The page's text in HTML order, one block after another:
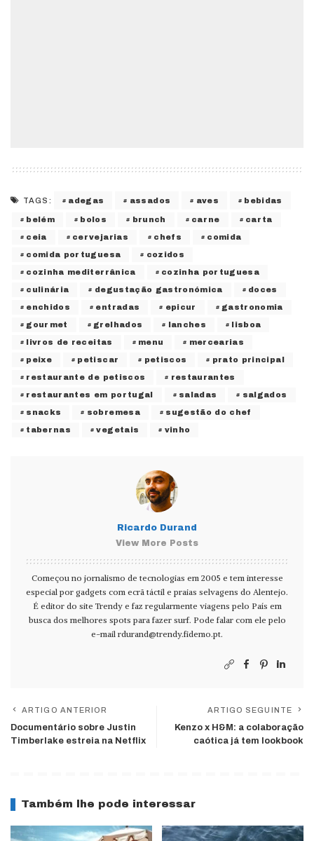
TAGS: adegas assados aves bebidas
belém bolos brunch carne carta
ceia cervejarias chefs comida
comida portuguesa cozidos
cozinha mediterrânica cozinha portuguesa
culinária degustação gastronómica doces
enchidos entradas epicur gastronomia
gourmet grelhados lanches lisboa
livros de receitas menu mercearias
peixe petiscar petiscos prato principal
restaurante de petiscos restaurantes
restaurantes em portugal saladas salgados
snacks sobremesa sugestão do chef
tabernas vegetais vinho
Ricardo Durand
View More Posts
Começou no jornalismo de tecnologias em 2005 e tem interesse
especial por gadgets com ecrã táctil e praias selvagens do Alentejo.
É editor do site Trendy e faz regularmente viagens pelo País em
busca dos melhores spots para fazer surf. Pode falar com ele pelo
e-mail rdurand@trendy.fidemo.pt.
ARTIGO ANTERIOR
Documentário sobre Justin
Timberlake estreia na Netflix
ARTIGO SEGUINTE
Kenzo x H&M: a colaboração
caótica já tem lookbook
Também lhe pode interessar